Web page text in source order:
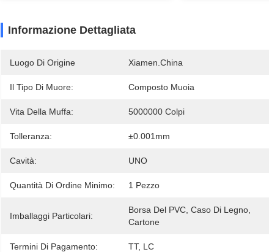
Informazione Dettagliata
Luogo Di Origine Xiamen.China
Il Tipo Di Muore: Composto Muoia
Vita Della Muffa: 5000000 Colpi
Tolleranza: ±0.001mm
Cavità: UNO
Quantità Di Ordine Minimo: 1 Pezzo
Imballaggi Particolari:
Borsa Del PVC, Caso Di Legno,
Cartone
Termini Di Pagamento: TT, LC